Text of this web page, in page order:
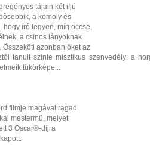
tájain két ifjú
a komoly és
hogy író legyen, míg öccse,
a csinos lányoknak
azonban ôket az
tanult szinte misztikus szenvedély: a
tükörképe...
filmje magával ragad
mestermû, melyet
3 Oscar®-díjra